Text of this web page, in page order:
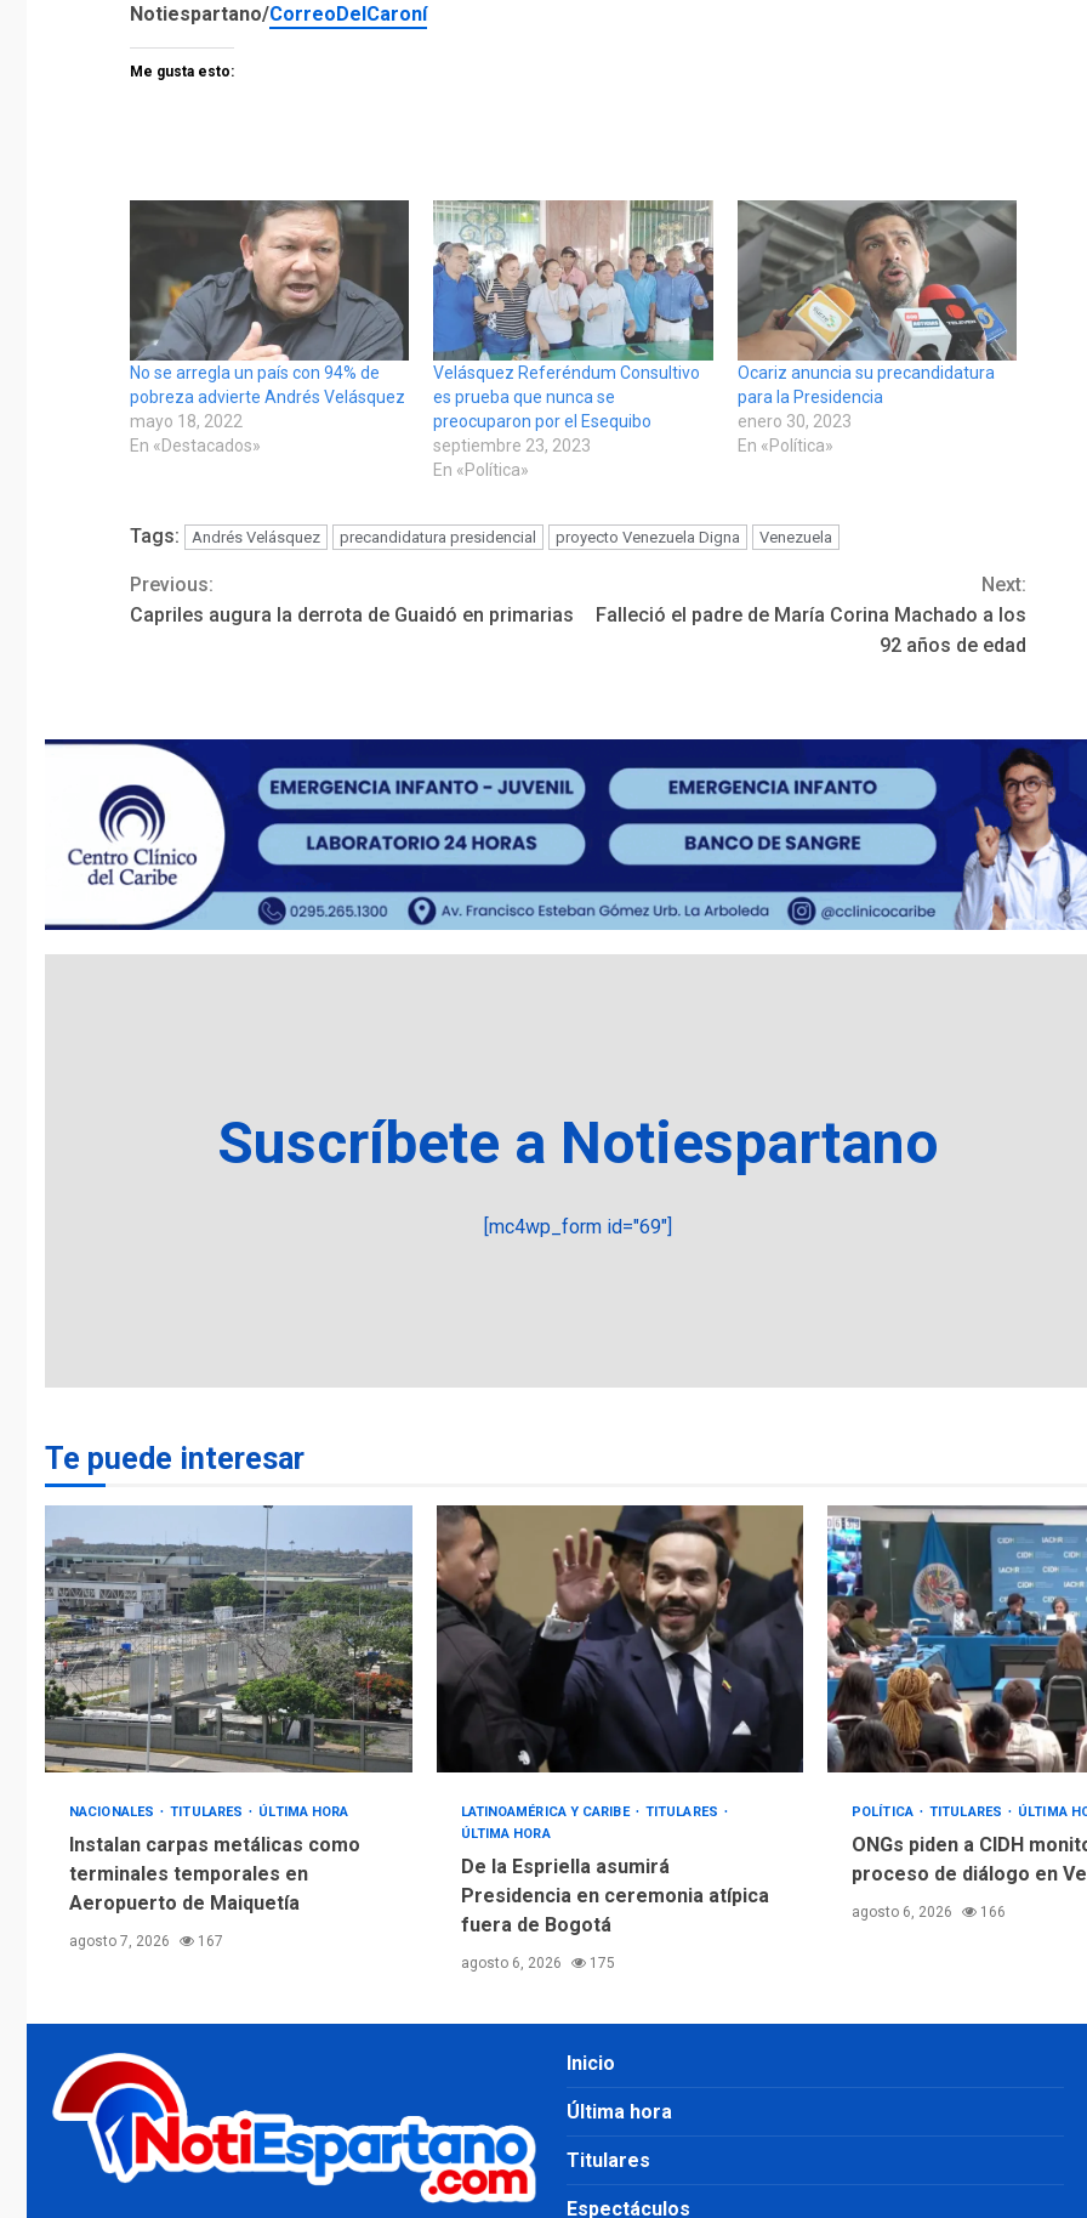
Notiespartano/CorreoDelCaroní
Me gusta esto:
No se arregla un país con 94% de
pobreza advierte Andrés Velásquez
mayo 18, 2022
En «Destacados»
Velásquez Referéndum Consultivo
es prueba que nunca se
preocuparon por el Esequibo
septiembre 23, 2023
En «Política»
Ocariz anuncia su precandidatura
para la Presidencia
enero 30, 2023
En «Política»
Tags: Andrés Velásquez precandidatura presidencial proyecto Venezuela Digna Venezuela
Continue
Previous:
Capriles augura la derrota de Guaidó en primarias
Next:
Falleció el padre de María Corina Machado a los
92 años de edad
Suscríbete a Notiespartano
[mc4wp_form id="69"]
Te puede interesar
NACIONALES TITULARES ÚLTIMA HORA
Instalan carpas metálicas como
terminales temporales en
Aeropuerto de Maiquetía
agosto 7, 2026 167
LATINOAMÉRICA Y CARIBE
TITULARES
ÚLTIMA HORA
De la Espriella asumirá
Presidencia en ceremonia atípica
fuera de Bogotá
agosto 6, 2026 175
POLÍTICA TITULARES ÚLTIMA
ONGs piden a CIDH
proceso de diálogo en
agosto 6, 2026 166
Inicio
Última hora
Titulares
Espectáculos